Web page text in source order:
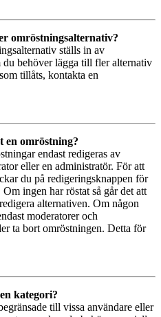
omröstningsalternativ?
ställs in av
behöver lägga till fler alternativ
tillåts, kontakta en
omröstning?
endast redigeras av
eller en administratör. För att
du på redigeringsknappen för
ingen har röstat så går det att
alternativen. Om någon
moderatorer och
ta bort omröstningen. Detta för
kategori?
till vissa användare eller